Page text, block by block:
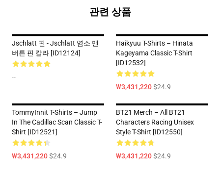
관련 상품
Jschlatt 핀 - Jschlatt 염소 맨
버튼 핀 칼라 [ID12124]
--
Haikyuu T-Shirts – Hinata
Kageyama Classic T-Shirt
[ID12532]
₩3,431,220$24.9
TommyInnit T-Shirts – Jump
In The Cadillac Scan Classic T-
Shirt [ID12521]
₩3,431,220$24.9
BT21 Merch – All BT21
Characters Racing Unisex
Style T-Shirt [ID12550]
₩3,431,220$24.9